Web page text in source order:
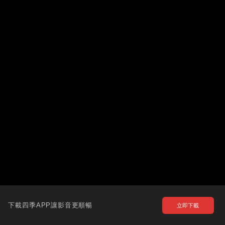
下載四季APP讓影音更順暢 立即下載